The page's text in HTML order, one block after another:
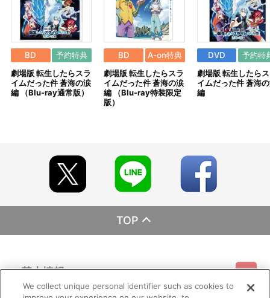
は、発売月の上旬以降、メールにてお支払い方法をご案内させてい
ただきます。
あらかじめ[@bnfw.co.jp]のドメイン指定受信の設定をお願いい
たします。
メールにてご案内させていただきましたお支払期日までに購入・
決済手続きが行われなかった場合は、キャンセル扱いとして手続き
をいたします。
いかなる理由でも、決済期間の延長は対応できかねます。
なお、発売月上旬以降、以下の手順でもご確認いただけます。
（１）A-on STOREにアクセスし、ログインします。
※決済方法「カード決済」を選択時は、発売月の上旬ごろに決済処
理を実施いたします。
注文受付後の決済方法変更はできませんので、あらかじめご了承
※決済方法「WEB・スマホ決済」を選択時は、即時決済処理を実施
いたします。注文受付後の決済方法変更はできませんので、あらか
※お客様都合による決済後のキャンセルはできかねます。
（１）転売、再販売または営利目的の恐れがある注文と判断した場
合
（２）購入上限のある商品を個人またはグループが繰り返し注文し
た場合
BD
予約特典
劇場版 転生したらスラ
イムだった件 蒼海の涙
編 （Blu-ray通常版）
BD
A-on特典
劇場版 転生したらスラ
イムだった件 蒼海の涙
編 （Blu-ray特装限定
版）
DVD
予約特
劇場版 転生したら
イムだった件 蒼海
編
TOP
基本情報
We collect unique personal identifier such as cookies to